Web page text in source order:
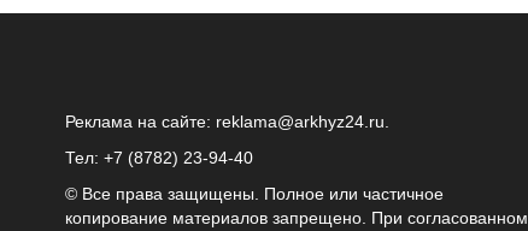
Реклама на сайте: reklama@arkhyz24.ru
Тел: +7 (8782) 23‑94‑40
© Все права защищены. Полное или частичное
копирование материалов запрещено. При согласованном